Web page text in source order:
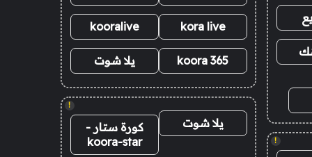
!
kora live
kooralive
koora 365 يلا شوت
!
يلا شوت
كورة ستار -
koora-star